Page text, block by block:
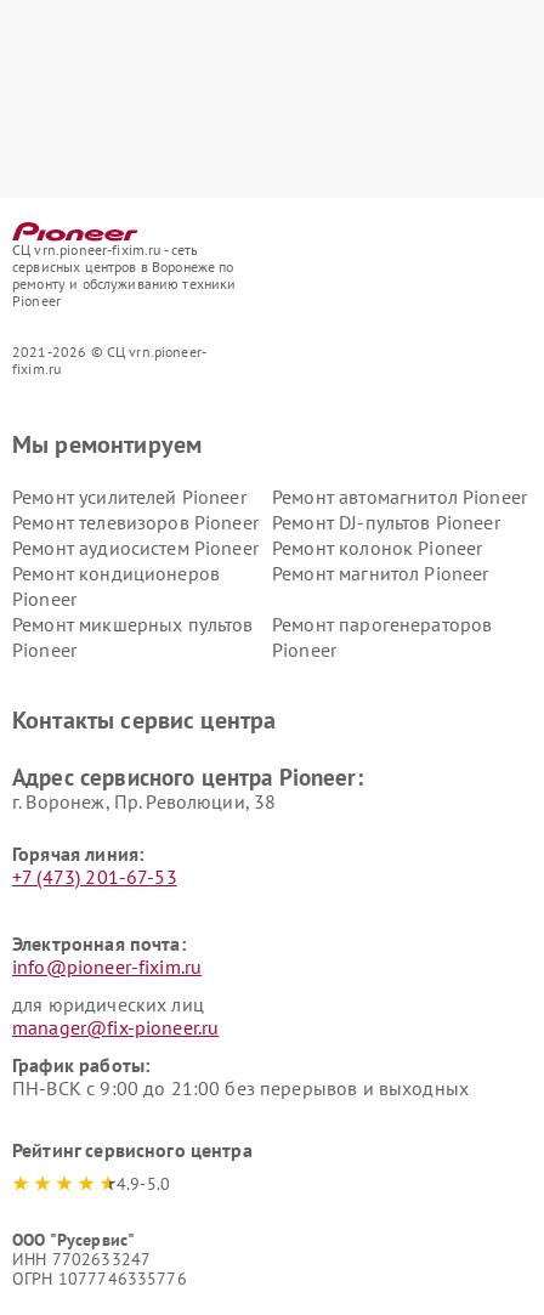
СЦ vrn.pioneer-fixim.ru - сеть
сервисных центров в Воронеже по
ремонту и обслуживанию техники
Pioneer
2021-2026 © СЦ vrn.pioneer-
fixim.ru
Мы ремонтируем
Ремонт усилителей Pioneer
Ремонт автомагнитол Pioneer
Ремонт телевизоров Pioneer
Ремонт DJ-пультов Pioneer
Ремонт аудиосистем Pioneer
Ремонт колонок Pioneer
Ремонт кондиционеров
Pioneer
Ремонт магнитол Pioneer
Ремонт микшерных пультов
Pioneer
Ремонт парогенераторов
Pioneer
Контакты сервис центра
Адрес сервисного центра Pioneer:
г. Воронеж, Пр. Революции, 38
Горячая линия:
+7 (473) 201-67-53
Электронная почта:
info@pioneer-fixim.ru
для юридических лиц
manager@fix-pioneer.ru
График работы:
ПН-ВСК с 9:00 до 21:00 без перерывов и выходных
Рейтинг сервисного центра
4.9-5.0
ООО "Русервис"
ИНН 7702633247
ОГРН 1077746335776